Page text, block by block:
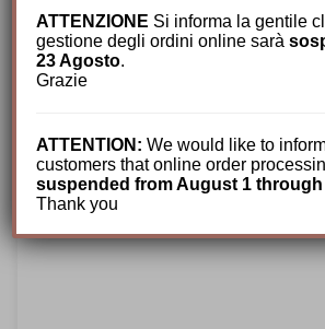
ATTENZIONE Si informa la gentile
gestione degli ordini online sarà
23 Agosto.
Grazie
ATTENTION: We would like to
customers that online order
suspended from August 1
Thank you